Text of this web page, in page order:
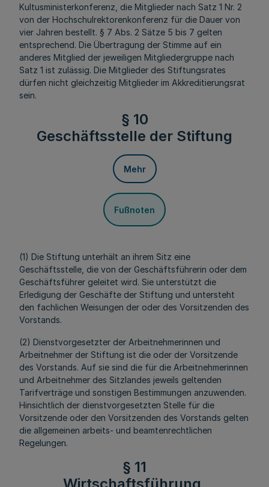
Kultusministerkonferenz, die Mitglieder nach Satz 1 Nr. 2
von der Hochschulrektorenkonferenz für die Dauer von
vier Jahren bestellt. § 7 Abs. 2 Sätze 5 bis 7 gelten
entsprechend. Die Übertragung der Stimme auf ein
anderes Mitglied der jeweiligen Mitgliedergruppe nach
Satz 1 ist zulässig. Die Mitglieder des Stiftungsrates
dürfen nicht gleichzeitig Mitglieder im Akkreditierungsrat
sein.
§ 10
Geschäftsstelle der Stiftung
Mehr
Fußnoten
(1) Die Stiftung unterhält an ihrem Sitz eine
Geschäftsstelle, die von der Geschäftsführerin oder dem
Geschäftsführer geleitet wird. Sie unterstützt die
Erledigung der Geschäfte der Stiftung und untersteht
den fachlichen Weisungen der oder des Vorsitzenden des
Vorstands.
(2) Dienstvorgesetzter der Arbeitnehmerinnen und
Arbeitnehmer der Stiftung ist die oder der Vorsitzende
des Vorstands. Auf sie sind die für die Arbeitnehmerinnen
und Arbeitnehmer des Sitzlandes jeweils geltenden
Tarifverträge und sonstigen Bestimmungen anzuwenden.
Hinsichtlich der dienstvorgesetzten Stelle für die
Vorsitzende oder den Vorsitzenden des Vorstands gelten
die allgemeinen arbeits- und beamtenrechtlichen
Regelungen.
§ 11